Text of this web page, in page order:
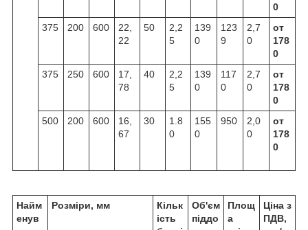
0
375
200 600
22,
22
50
2,2
5
139
0
123
9
2,7
0
от
178
0
375
250 600
17,
78
40
2,2
5
139
0
117
0
2,7
0
от
178
0
500
200 600
16,
67
30
1.8
0
155
0
950
2,0
0
от
178
0
Найм
енув
Розміри, мм
Кільк
ість
Об'єм
піддо
Площ
а
Ціна з
ПДВ,